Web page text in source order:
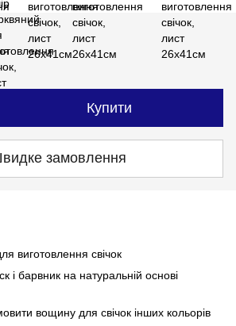
Купити
замовлення
виготовлення свічок
і барвник на натуральній основі
вощину для свічок інших кольорів